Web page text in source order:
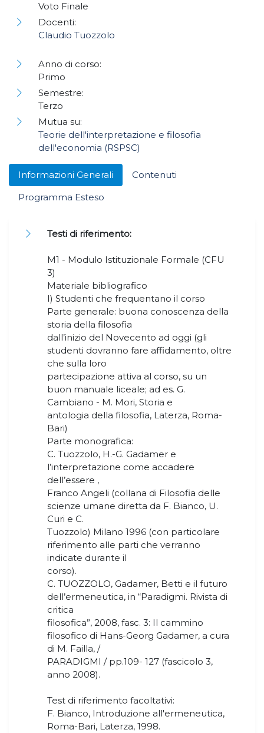
Informazioni Generali
Contenuti
Programma Esteso
Testi di riferimento:
M1 - Modulo Istituzionale Formale (CFU
3)
Materiale bibliografico
I) Studenti che frequentano il corso
Parte generale: buona conoscenza della
storia della filosofia
dall’inizio del Novecento ad oggi (gli
studenti dovranno fare affidamento, oltre
che sulla loro
partecipazione attiva al corso, su un
buon manuale liceale; ad es. G.
Cambiano - M. Mori, Storia e
antologia della filosofia, Laterza, Roma-
Bari)
Parte monografica:
C. Tuozzolo, H.-G. Gadamer e
l’interpretazione come accadere
dell’essere ,
Franco Angeli (collana di Filosofia delle
scienze umane diretta da F. Bianco, U.
Curi e C.
Tuozzolo) Milano 1996 (con particolare
riferimento alle parti che verranno
indicate durante il
corso).
C. TUOZZOLO, Gadamer, Betti e il futuro
dell’ermeneutica, in “Paradigmi. Rivista di
critica
filosofica”, 2008, fasc. 3: Il cammino
filosofico di Hans-Georg Gadamer, a cura
di M. Failla, /
PARADIGMI / pp.109- 127 (fascicolo 3,
anno 2008).
Test di riferimento facoltativi:
F. Bianco, Introduzione all'ermeneutica,
Roma-Bari, Laterza, 1998.
Voto Finale
Docenti:
Claudio Tuozzolo
Anno di corso:
Primo
Semestre:
Terzo
Mutua su:
Teorie dell'interpretazione e filosofia
dell'economia (RSPSC)